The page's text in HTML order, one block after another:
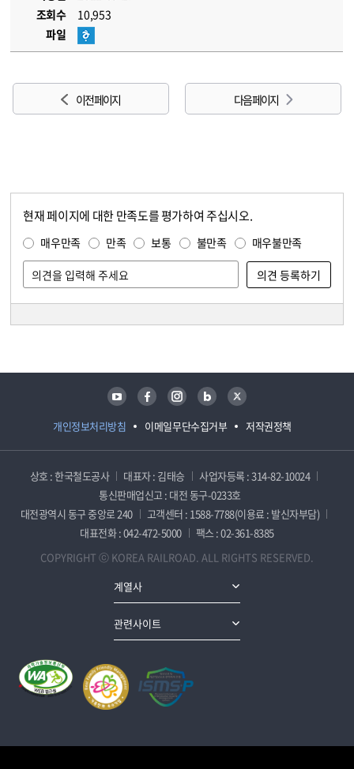
조회수
10,953
파일
이전 페이지 다음 페이지
현재 페이지에 대한 만족도를 평가하여 주십시오.
매우만족 만족 보통 불만족 매우불만족
개인정보처리방침 이메일무단수집거부 저작권정책
유튜브 페이스북 인스타그램 블로그 트위터
상호 : 한국철도공사 대표자 : 김태승
사업자등록 : 314-82-10024
통신판매업신고 : 대전 동구-0233호
대전광역시 동구 중앙로 240
고객센터 : 1588-7788(이용료 : 발신자부담)
대표전화 : 042-472-5000
팩스 : 02-361-8385
COPYRIGHT ⓒ KOREA RAILROAD. ALL RIGHTS RESERVED.
계열사
관련사이트